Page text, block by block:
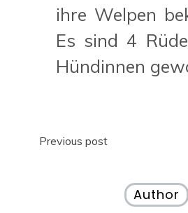
ihre Welpen
Es sind 4
Hündinnen
Previous post
Author